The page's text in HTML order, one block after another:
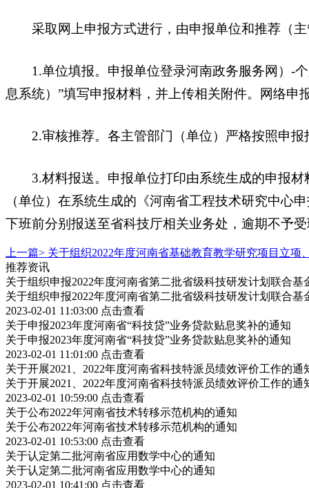
采取网上申报方式进行，由申报单位和推荐（主
1.单位填报。申报单位登录河南政务服务网）-个
息系统）”填写申报材料，并上传相关附件。网络申
2.审核推荐。各主管部门（单位）严格按照申报
3.材料报送。申报单位打印由系统生成的申报材
（单位）在系统生成的《河南省工程技术研究中心
下班前分别报送至省科技厅相关业务处，逾期不予
上一篇> 关于组织2022年度河南省基础教育教学研究项目立项
推荐资讯
关于组织申报2022年度河南省第二批省级科技研发计划联合基
关于组织申报2022年度河南省第二批省级科技研发计划联合基
2023-02-01 11:03:00 点击查看
关于申报2023年度河南省“科技贷”业务贷款贴息奖补的通知
关于申报2023年度河南省“科技贷”业务贷款贴息奖补的通知
2023-02-01 11:01:00 点击查看
关于开展2021、2022年度河南省科技特派员绩效评价工作的通
关于开展2021、2022年度河南省科技特派员绩效评价工作的通
2023-02-01 10:59:00 点击查看
关于公布2022年河南省技术转移示范机构的通知
关于公布2022年河南省技术转移示范机构的通知
2023-02-01 10:53:00 点击查看
关于认定第二批河南省应用数学中心的通知
关于认定第二批河南省应用数学中心的通知
2023-02-01 10:41:00 点击查看